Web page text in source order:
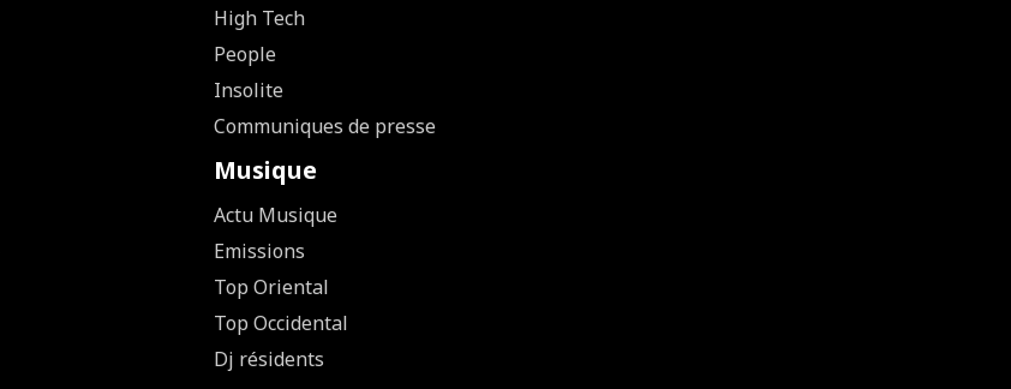
High Tech
People
Insolite
Communiques de presse
Musique
Actu Musique
Emissions
Top Oriental
Top Occidental
Dj résidents